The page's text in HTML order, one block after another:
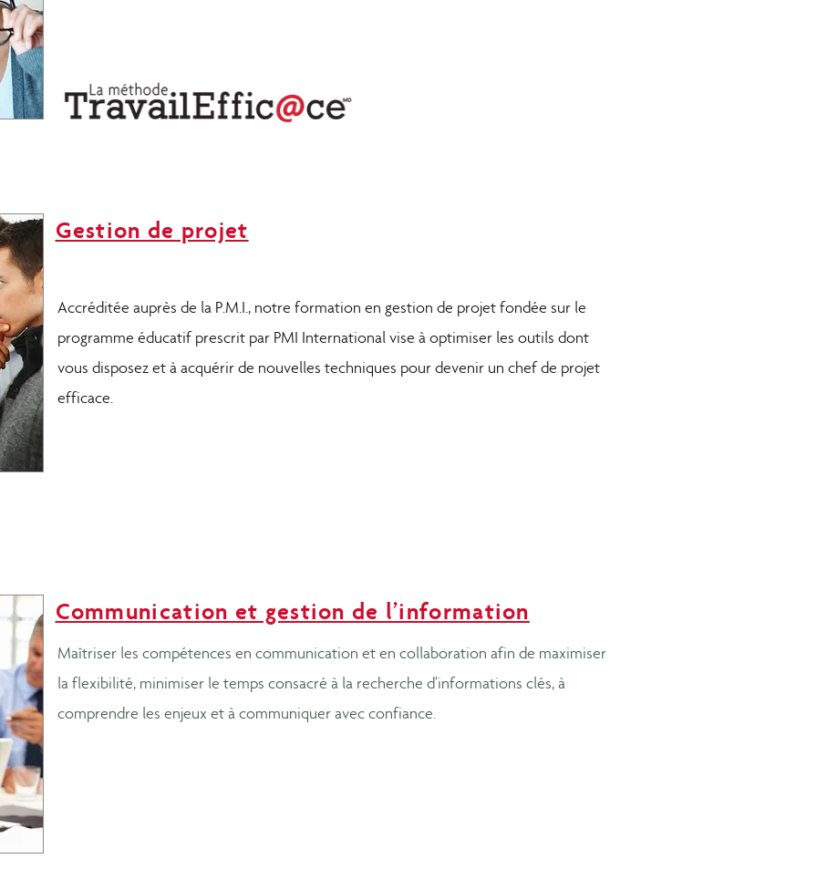
Gestion de projet
Accréditée auprès de la P.M.I., notre formation en gestion de projet fondée sur le
programme éducatif prescrit par PMI International vise à optimiser les outils dont
vous disposez et à acquérir de nouvelles techniques pour devenir un chef de projet
efficace.
Communication et gestion de l’information
Maîtriser les compétences en communication et en collaboration afin de maximiser
la flexibilité, minimiser le temps consacré à la recherche d’informations clés, à
comprendre les enjeux et à communiquer avec confiance.